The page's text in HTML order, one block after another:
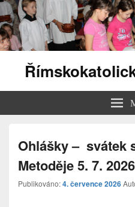
Ohlášky – svátek
Metoděje 5. 7. 2026
Publikováno:4. července 2026